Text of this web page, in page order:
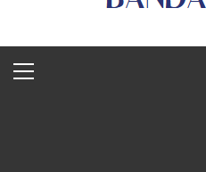
Menu